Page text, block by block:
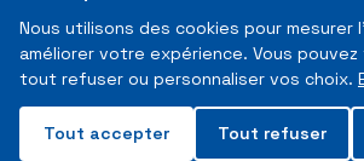
© Toulouse Olympique XIII - Tous droits
Mentions
Nous utilisons des cookies pour mesurer
améliorer votre expérience. Vous
tout refuser ou personnaliser vos choix.
Tout accepter Tout refuser